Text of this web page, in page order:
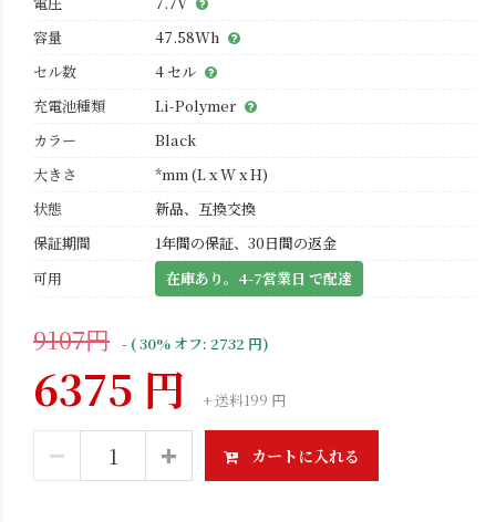
容量
47.58Wh
セル数
4 セル
充電池種類
Li-Polymer
カラー
Black
大きさ
*mm (L x W x H)
状態
新品、互換交換
保証期間
1年間の保証、30日間の返金
可用
在庫あり。4-7営業日 で配達
9107円 - ( 30% オフ: 2732 円)
6375 円 + 送料199 円
カートに入れる